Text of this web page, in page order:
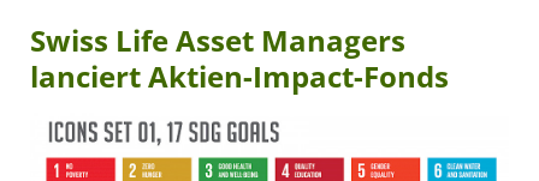
Swiss Life Asset Managers
lanciert Aktien-Impact-Fonds